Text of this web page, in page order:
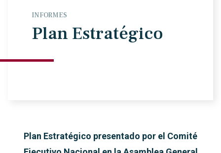
INFORMES
Plan Estratégico
Plan Estratégico presentado por el Comité